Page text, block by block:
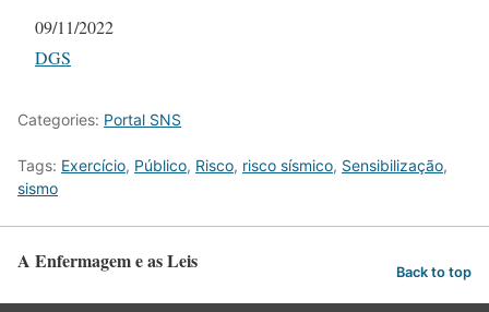
Date
09/11/2022
In relation to
DGS
Categories: Portal SNS
Tags: Exercício, Público, Risco, risco sísmico, Sensibilização,
sismo
A Enfermagem e as Leis Back to top